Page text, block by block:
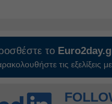
το
τις